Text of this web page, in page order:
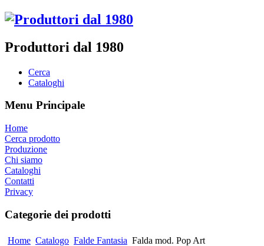
Produttori dal 1980
Cerca
Cataloghi
Menu Principale
Home
Cerca prodotto
Produzione
Chi siamo
Cataloghi
Contatti
Privacy
Categorie dei prodotti
Home Catalogo Falde Fantasia Falda mod. Pop Art